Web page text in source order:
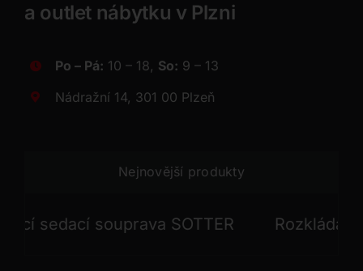
a outlet nábytku v Plzni
Po – Pá: 10 – 18, So: 9 – 13
Nádražní 14, 301 00 Plzeň
Nejnovější produkty
souprava SOTTER Rozkládací